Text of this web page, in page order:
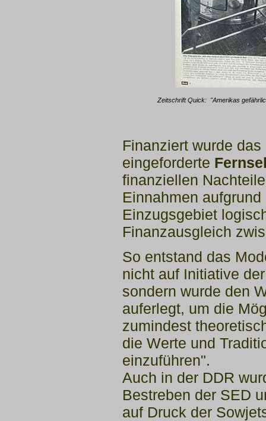
ZeitschriftQuick: "Amerikas
Finanziert wurde
eingeforderte
finanziellen
Einnahmen aufgrund
Einzugsgebiet
Finanzausgleich
So entstand das
nicht auf Initiative
sondern wurde den
auferlegt, um die
zumindest
die Werte und
einzuführen".
Auch in der DDR
Bestreben der SED
auf Druck der